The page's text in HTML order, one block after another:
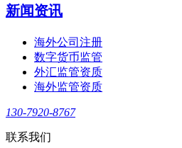
新闻资讯
海外公司注册
数字货币监管
外汇监管资质
海外监管资质
130-7920-8767
联系我们